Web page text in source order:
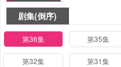
剧集(倒序)
第36集 第35集
第32集 第31集